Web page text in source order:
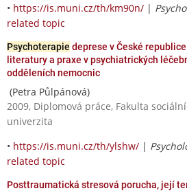
• https://is.muni.cz/th/km90n/ |
related topic
Psychoterapie deprese v České
literatury a praxe v psychiatrických
odděleních nemocnic
(Petra Půlpánová)
2009, Diplomová práce, Fakulta
univerzita
• https://is.muni.cz/th/ylshw/ |
related topic
Posttraumatická stresová porucha, její